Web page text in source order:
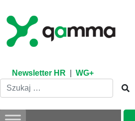
content
Newsletter HR WG+